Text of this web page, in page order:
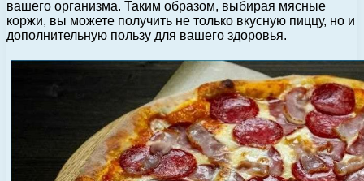
вашего организма. Таким образом, выбирая мясные
коржи, вы можете получить не только вкусную пиццу, но и
дополнительную пользу для вашего здоровья.